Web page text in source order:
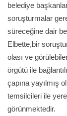
belediye
soruşturmalar
süreceğine dair
Elbette,bir
olası ve
örgütü ile
çapına yayılmış
temsilcileri ile
görünmektedir.